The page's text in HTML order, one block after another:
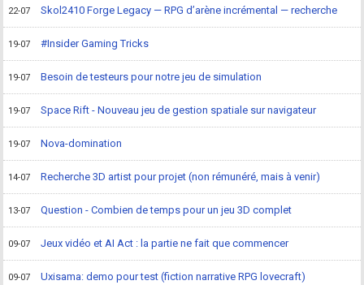
22-07 Skol2410 Forge Legacy — RPG d’arène incrémental — recherche
19-07 #Insider Gaming Tricks
19-07 Besoin de testeurs pour notre jeu de simulation
19-07 Space Rift - Nouveau jeu de gestion spatiale sur navigateur
19-07 Nova-domination
14-07 Recherche 3D artist pour projet (non rémunéré, mais à venir)
13-07 Question - Combien de temps pour un jeu 3D complet
09-07 Jeux vidéo et AI Act : la partie ne fait que commencer
09-07 Uxisama: demo pour test (fiction narrative RPG lovecraft)